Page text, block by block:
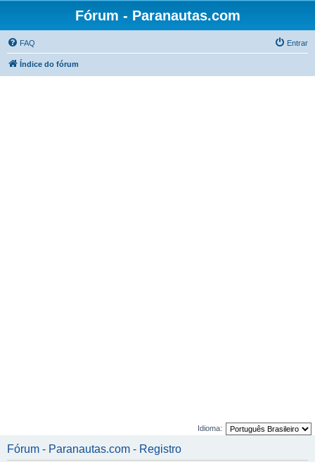
Fórum - Paranautas.com
FAQ Entrar
Índice do fórum
Idioma:
Fórum - Paranautas.com - Registro